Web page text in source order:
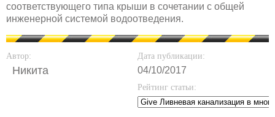
соответствующего типа крыши в сочетании с общей
инженерной системой водоотведения.
Автор:
Никита
Дата публикации:
04/10/2017
Рейтинг статьи: